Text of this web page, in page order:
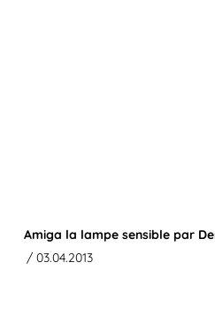
Amiga la lampe sensible par
/ 03.04.2013